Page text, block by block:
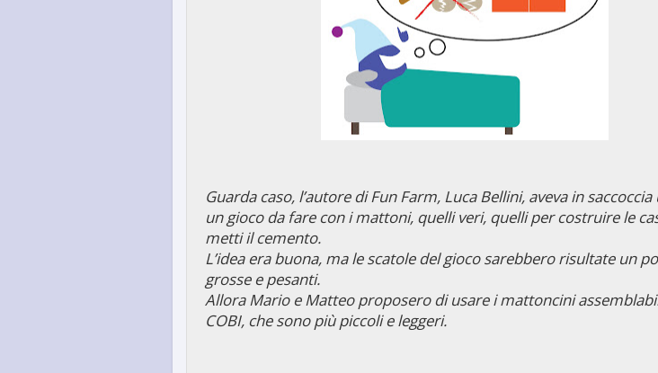
Guarda caso, l’autore di Fun Farm, Luca Bellini, aveva in saccoccia
un gioco da fare con i mattoni, quelli veri, quelli per costruire le
metti il cemento.
L’idea era buona, ma le scatole del gioco sarebbero risultate un
grosse e pesanti.
Allora Mario e Matteo proposero di usare i mattoncini
COBI, che sono più piccoli e leggeri.